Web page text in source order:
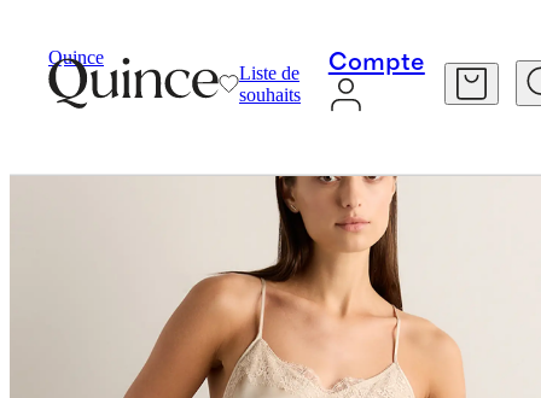
Quince
Liste de
souhaits
Compte